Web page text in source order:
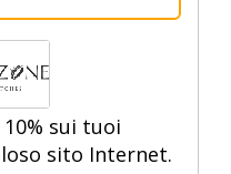
sui tuoi
sito Internet.